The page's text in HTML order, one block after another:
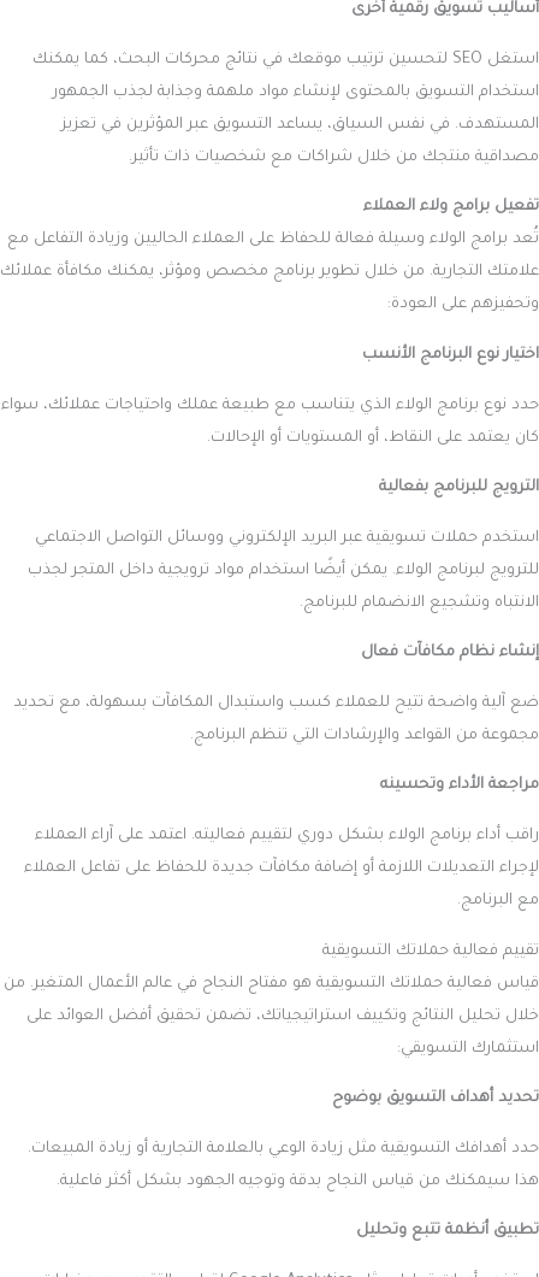
أساليب تسويق رقمية أخرى
استغل SEO لتحسين ترتيب موقعك في نتائج محركات البحث، كما يمكنك
استخدام التسويق بالمحتوى لإنشاء مواد ملهمة وجذابة لجذب الجمهور
المستهدف. في نفس السياق، يساعد التسويق عبر المؤثرين في تعزيز
مصداقية منتجك من خلال شراكات مع شخصيات ذات تأثير.
تفعيل برامج ولاء العملاء
تُعد برامج الولاء وسيلة فعالة للحفاظ على العملاء الحاليين وزيادة التفاعل مع
علامتك التجارية. من خلال تطوير برنامج مخصص ومؤثر، يمكنك مكافأة عملائك
وتحفيزهم على العودة:
اختيار نوع البرنامج الأنسب
حدد نوع برنامج الولاء الذي يتناسب مع طبيعة عملك واحتياجات عملائك، سواء
كان يعتمد على النقاط، أو المستويات أو الإحالات.
الترويج للبرنامج بفعالية
استخدم حملات تسويقية عبر البريد الإلكتروني ووسائل التواصل الاجتماعي
للترويج لبرنامج الولاء. يمكن أيضًا استخدام مواد ترويجية داخل المتجر لجذب
الانتباه وتشجيع الانضمام للبرنامج.
إنشاء نظام مكافآت فعال
ضع آلية واضحة تتيح للعملاء كسب واستبدال المكافآت بسهولة، مع تحديد
مجموعة من القواعد والإرشادات التي تنظم البرنامج.
مراجعة الأداء وتحسينه
راقب أداء برنامج الولاء بشكل دوري لتقييم فعاليته. اعتمد على آراء العملاء
لإجراء التعديلات اللازمة أو إضافة مكافآت جديدة للحفاظ على تفاعل العملاء
مع البرنامج.
تقييم فعالية حملاتك التسويقية
قياس فعالية حملاتك التسويقية هو مفتاح النجاح في عالم الأعمال المتغير. من
خلال تحليل النتائج وتكييف استراتيجياتك، تضمن تحقيق أفضل العوائد على
استثمارك التسويقي:
تحديد أهداف التسويق بوضوح
حدد أهدافك التسويقية مثل زيادة الوعي بالعلامة التجارية أو زيادة المبيعات.
هذا سيمكنك من قياس النجاح بدقة وتوجيه الجهود بشكل أكثر فاعلية.
تطبيق أنظمة تتبع وتحليل